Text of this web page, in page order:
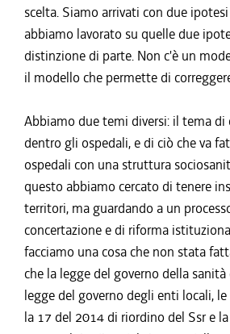
scelta. Siamo arrivati con due
abbiamo lavorato su quelle due
distinzione di parte. Non c'è un
il modello che permette di
Abbiamo due temi diversi: il tema di
dentro gli ospedali, e di ciò che va
ospedali con una struttura
questo abbiamo cercato di tenere
territori, ma guardando a un
concertazione e di riforma
facciamo una cosa che non stata
che la legge del governo della sanità
legge del governo degli enti locali,
la 17 del 2014 di riordino del Ssr e